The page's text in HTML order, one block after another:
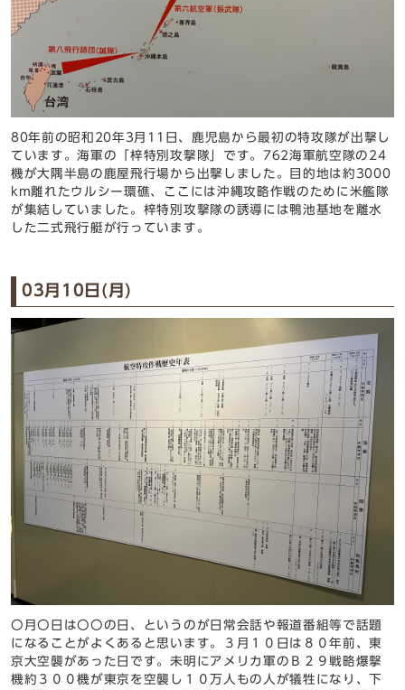
80年前の昭和20年3月11日、鹿児島から最初の特攻隊が出撃し
ています。海軍の「梓特別攻撃隊」です。762海軍航空隊の24
機が大隅半島の鹿屋飛行場から出撃しました。目的地は約3000
km離れたウルシー環礁、ここには沖縄攻略作戦のために米艦隊
が集結していました。梓特別攻撃隊の誘導には鴨池基地を離水
した二式飛行艇が行っています。
03月10日(月)
〇月〇日は〇〇の日、というのが日常会話や報道番組等で話題
になることがよくあると思います。３月１０日は８０年前、東
京大空襲があった日です。未明にアメリカ軍のＢ２９戦略爆撃
機約３００機が東京を空襲し１０万人もの人が犠牲になり、下